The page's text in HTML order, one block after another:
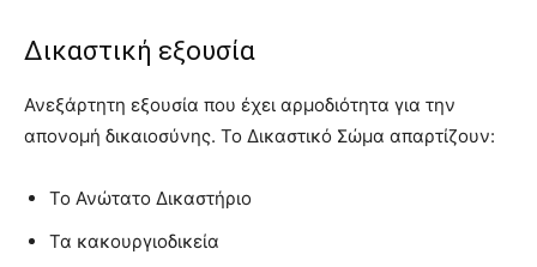
Δικαστική εξουσία
Ανεξάρτητη εξουσία που έχει αρμοδιότητα για την
απονομή δικαιοσύνης. Το Δικαστικό Σώμα απαρτίζουν:
Το Ανώτατο Δικαστήριο
Τα κακουργιοδικεία